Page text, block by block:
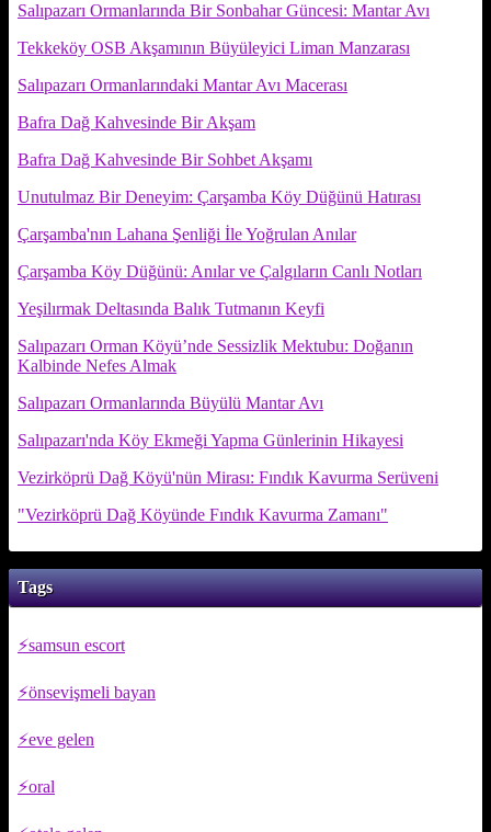
Salıpazarı Ormanlarında Bir Sonbahar Güncesi: Mantar Avı
Tekkeköy OSB Akşamının Büyüleyici Liman Manzarası
Salıpazarı Ormanlarındaki Mantar Avı Macerası
Bafra Dağ Kahvesinde Bir Akşam
Bafra Dağ Kahvesinde Bir Sohbet Akşamı
Unutulmaz Bir Deneyim: Çarşamba Köy Düğünü Hatırası
Çarşamba'nın Lahana Şenliği İle Yoğrulan Anılar
Çarşamba Köy Düğünü: Anılar ve Çalgıların Canlı Notları
Yeşilırmak Deltasında Balık Tutmanın Keyfi
Salıpazarı Orman Köyü’nde Sessizlik Mektubu: Doğanın
Kalbinde Nefes Almak
Salıpazarı Ormanlarında Büyülü Mantar Avı
Salıpazarı'nda Köy Ekmeği Yapma Günlerinin Hikayesi
Vezirköprü Dağ Köyü'nün Mirası: Fındık Kavurma Serüveni
"Vezirköprü Dağ Köyünde Fındık Kavurma Zamanı"
Tags
samsun escort
önsevişmeli bayan
eve gelen
oral